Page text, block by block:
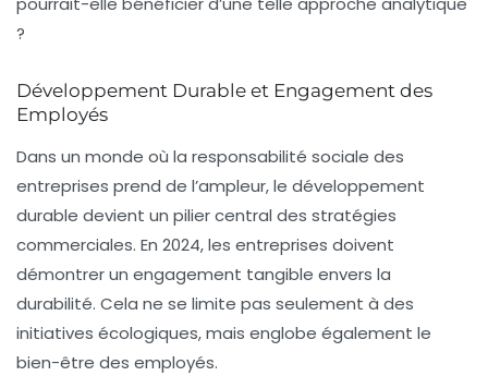
?
Développement Durable et Engagement des
Employés
Dans un monde où la responsabilité sociale des
entreprises prend de l’ampleur, le développement
durable devient un pilier central des stratégies
commerciales. En 2024, les entreprises doivent
démontrer un engagement tangible envers la
durabilité. Cela ne se limite pas seulement à des
initiatives écologiques, mais englobe également le
bien-être des employés.